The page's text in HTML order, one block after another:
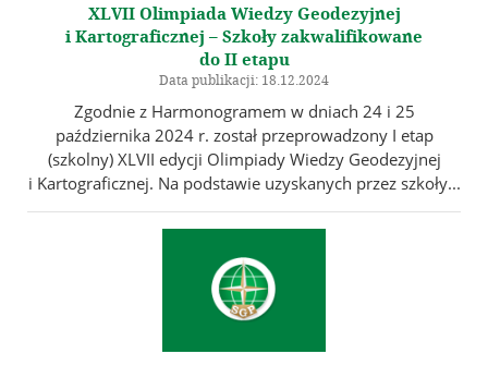
XLVII Olimpiada Wiedzy Geodezyjnej
i Kartograficznej – Szkoły zakwalifikowane
do II etapu
Data publikacji: 18.12.2024
Zgodnie z Harmonogramem w dniach 24 i 25
października 2024 r. został przeprowadzony I etap
(szkolny) XLVII edycji Olimpiady Wiedzy Geodezyjnej
i Kartograficznej. Na podstawie uzyskanych przez szkoły...